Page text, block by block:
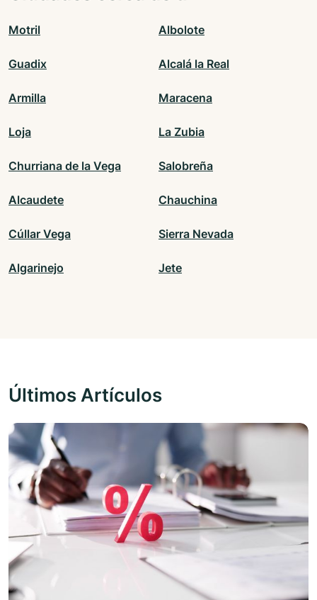
Motril Albolote
Guadix Alcalá la Real
Armilla Maracena
Loja La Zubia
Churriana de la Vega Salobreña
Alcaudete Chauchina
Cúllar Vega Sierra Nevada
Algarinejo Jete
Últimos Artículos